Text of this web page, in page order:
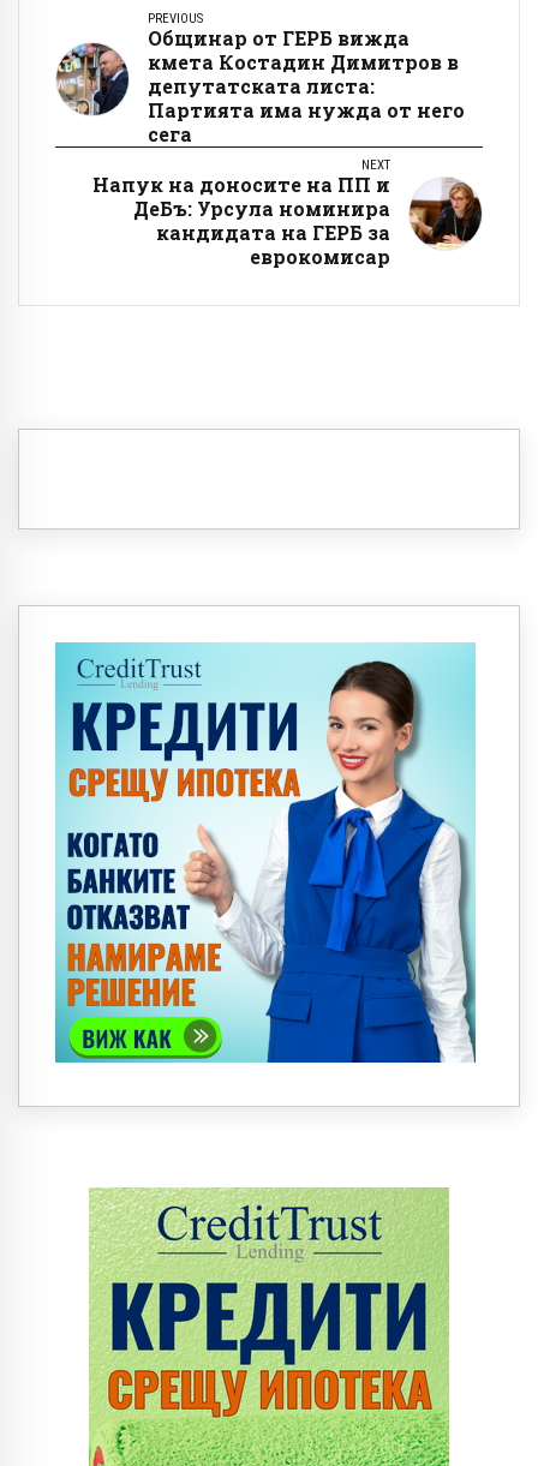
PREVIOUS
Общинар от ГЕРБ вижда
кмета Костадин Димитров в
депутатската листа:
Партията има нужда от него
сега
NEXT
Напук на доносите на ПП и
ДеБъ: Урсула номинира
кандидата на ГЕРБ за
еврокомисар